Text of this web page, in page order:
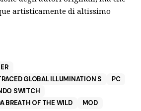
artisticamente di altissimo
GLOBAL ILLUMINATION S
PC
SWITCH
BREATH OF THE WILD
MOD